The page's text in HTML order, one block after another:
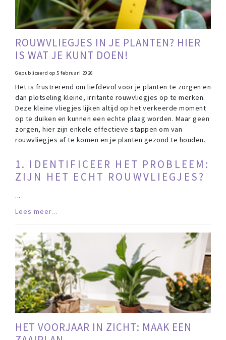
ROUWVLIEGJES IN JE PLANTEN? HIER
IS WAT JE KUNT DOEN!
Gepubliceerd op 5 februari 2026
Het is frustrerend om liefdevol voor je planten te zorgen en
dan plotseling kleine, irritante rouwvliegjes op te merken.
Deze kleine vliegjes lijken altijd op het verkeerde moment
op te duiken en kunnen een echte plaag worden. Maar geen
zorgen, hier zijn enkele effectieve stappen om van
rouwvliegjes af te komen en je planten gezond te houden.
1. IDENTIFICEER HET PROBLEEM:
ZIJN HET ECHT ROUWVLIEGJES?
...
Lees meer...
HET VOORJAAR IN ZICHT: MAAK EEN